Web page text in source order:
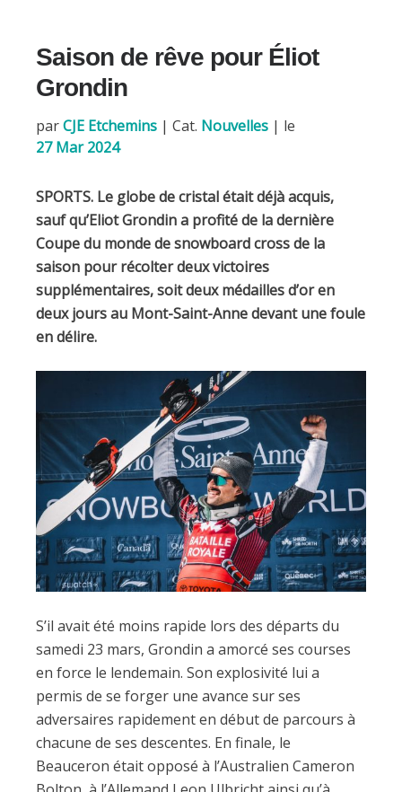
o
o
Saison de rêve pour Éliot
Grondin
parCJE Etchemins | Cat. Nouvelles | le
27 Mar 2024
SPORTS. Le globe de cristal était déjà acquis,
sauf qu’Eliot Grondin a profité de la dernière
Coupe du monde de snowboard cross de la
saison pour récolter deux victoires
supplémentaires, soit deux médailles d’or en
deux jours au Mont-Saint-Anne devant une foule
en délire.
S’il avait été moins rapide lors des départs du
samedi 23 mars, Grondin a amorcé ses courses
en force le lendemain. Son explosivité lui a
permis de se forger une avance sur ses
adversaires rapidement en début de parcours à
chacune de ses descentes. En finale, le
Beauceron était opposé à l’Australien Cameron